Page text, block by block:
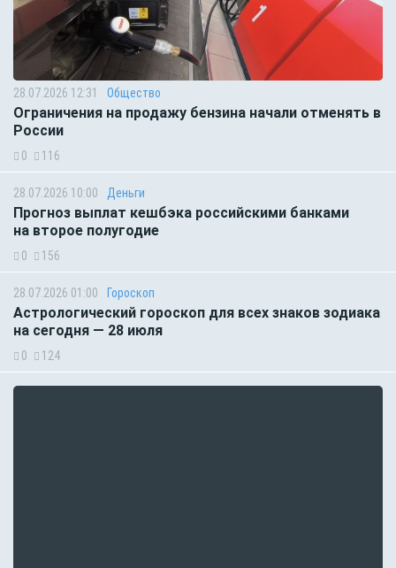
28.07.2026 12:31 Общество
Ограничения на продажу бензина начали отменять в
России
0 116
28.07.2026 10:00 Деньги
Прогноз выплат кешбэка российскими банками
на второе полугодие
0 156
28.07.2026 01:00 Гороскоп
Астрологический гороскоп для всех знаков зодиака
на сегодня — 28 июля
0 124